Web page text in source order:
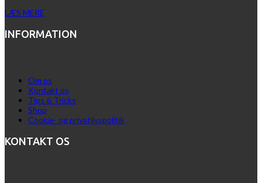
LÆS MERE
INFORMATION
Om os
Kontakt os
Tips & Tricks
Shop
Cookie- og privatlivspolitik
KONTAKT OS